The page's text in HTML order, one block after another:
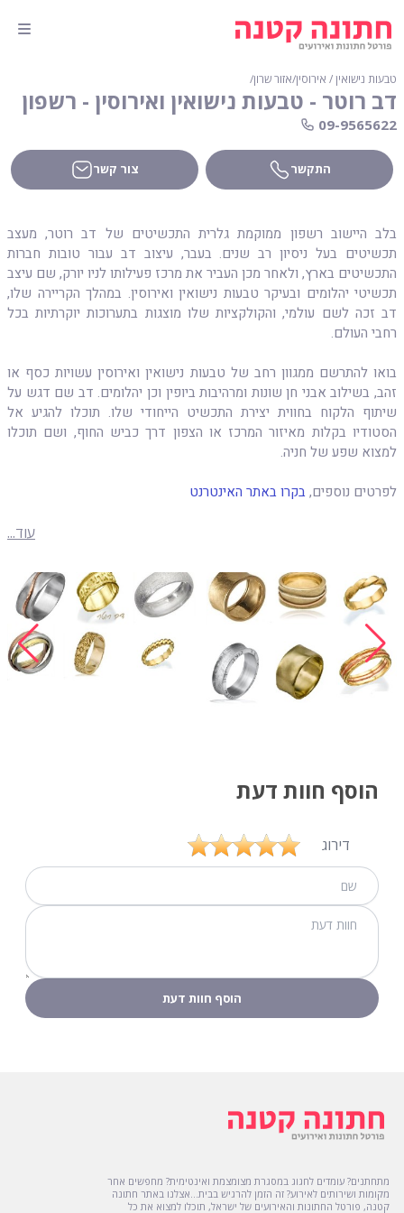
טבעות נישואין / אירוסין∕אזור שרון∕
דב רוטר - טבעות נישואין ואירוסין - רשפון
התקשר צור קשר
בלב היישוב רשפון ממוקמת גלרית התכשיטים של דב רוטר, מעצב
תכשיטים בעל ניסיון רב שנים. בעבר, עיצוב דב עבור טובות חברות
התכשיטים בארץ, ולאחר מכן העביר את מרכז פעילותו לניו יורק, שם עיצב
תכשיטי יהלומים ובעיקר טבעות נישואין ואירוסין. במהלך הקריירה שלו,
דב זכה לשם עולמי, והקולקציות שלו מוצגות בתערוכות יוקרתיות בכל
רחבי העולם.
בואו להתרשם ממגוון רחב של טבעות נישואין ואירוסין עשויות כסף או
זהב, בשילוב אבני חן שונות ומרהיבות ביופין וכן יהלומים. דב שם דגש על
שיתוף הלקוח בחווית יצירת התכשיט הייחודי שלו. תוכלו להגיע אל
הסטודיו בקלות מאיזור המרכז או הצפון דרך כביש החוף, ושם תוכלו
למצוא שפע של חניה.
לפרטים נוספים,בקרו באתר האינטרנט
עוד...
הוסף חוות דעת
דירוג
מתחתנים? עומדים לחגוג במסגרת מצומצמת ואינטימית? מחפשים אחר
מקומות ושירותים לאירוע? זה הזמן להרגיש בבית...אצלנו באתר חתונה
קטנה, פורטל החתונות והאירועים של ישראל, תוכלו למצוא את כל